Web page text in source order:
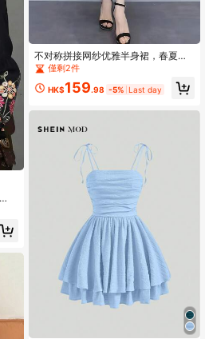
不对称拼接网纱优雅半身裙，春夏黑
色 僅剩2件
HK$159.98 -5% Last day